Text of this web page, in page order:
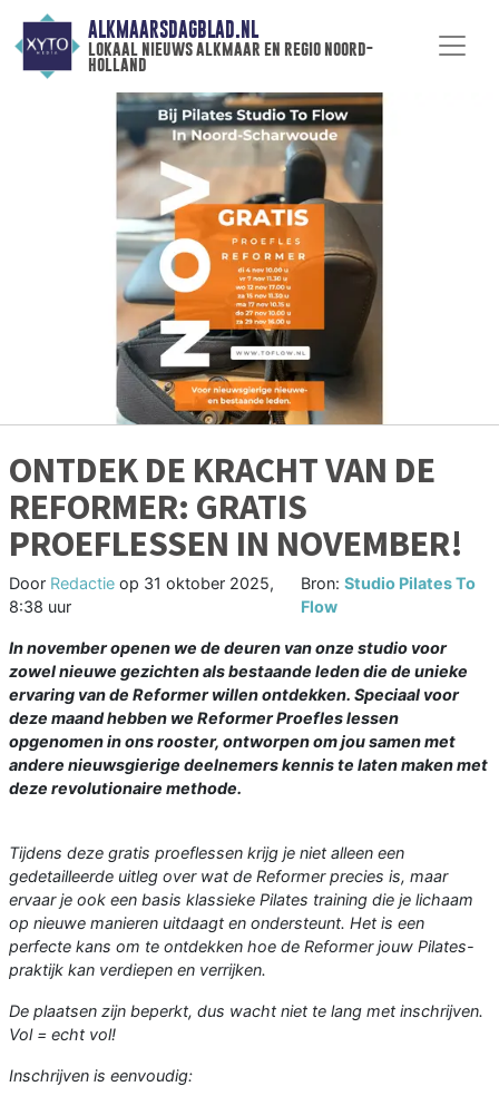
ALKMAARSDAGBLAD.NL
lokaal nieuws alkmaar en regio noord-
holland
ONTDEK DE KRACHT VAN DE
REFORMER: GRATIS
PROEFLESSEN IN NOVEMBER!
Door Redactie op 31 oktober 2025,
8:38 uur
Bron:Studio Pilates To
Flow
In november openen we de deuren van onze studio voor
zowel nieuwe gezichten als bestaande leden die de unieke
ervaring van de Reformer willen ontdekken. Speciaal voor
deze maand hebben we Reformer Proefles lessen
opgenomen in ons rooster, ontworpen om jou samen met
andere nieuwsgierige deelnemers kennis te laten maken met
deze revolutionaire methode.
Tijdens deze gratis proeflessen krijg je niet alleen een
gedetailleerde uitleg over wat de Reformer precies is, maar
ervaar je ook een basis klassieke Pilates training die je lichaam
op nieuwe manieren uitdaagt en ondersteunt. Het is een
perfecte kans om te ontdekken hoe de Reformer jouw Pilates-
praktijk kan verdiepen en verrijken.
De plaatsen zijn beperkt, dus wacht niet te lang met inschrijven.
Vol = echt vol!
Inschrijven is eenvoudig: